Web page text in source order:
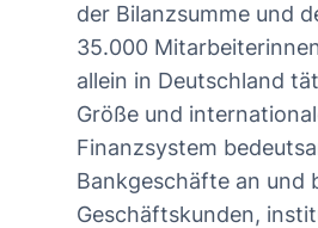
der Bilanzsumme und
35.000
allein in Deutschland
Größe und
Finanzsystem
Bankgeschäfte an und
Geschäftskunden,